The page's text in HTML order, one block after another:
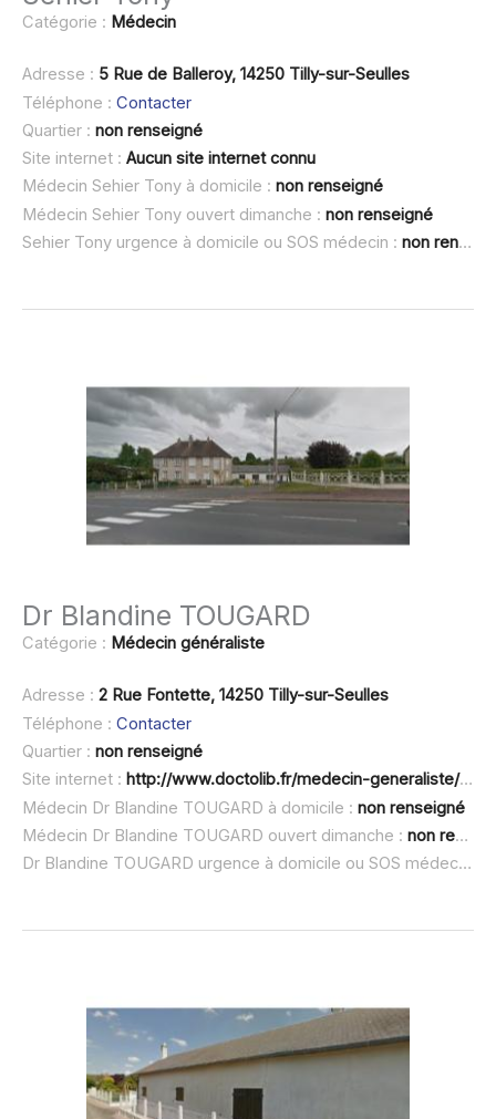
Catégorie : Médecin
Adresse : 5 Rue de Balleroy, 14250 Tilly-sur-Seulles
Téléphone : Contacter
Quartier : non renseigné
Site internet : Aucun site internet connu
Médecin Sehier Tony à domicile : non renseigné
Médecin Sehier Tony ouvert dimanche : non renseigné
Sehier Tony urgence à domicile ou SOS médecin : non renseigné
Dr Blandine TOUGARD
Catégorie : Médecin généraliste
Adresse : 2 Rue Fontette, 14250 Tilly-sur-Seulles
Téléphone : Contacter
Quartier : non renseigné
Site internet : http://www.doctolib.fr/medecin-generaliste/tilly-sur-seulles/blandine-tougard
Médecin Dr Blandine TOUGARD à domicile : non renseigné
Médecin Dr Blandine TOUGARD ouvert dimanche : non renseigné
Dr Blandine TOUGARD urgence à domicile ou SOS médecin :